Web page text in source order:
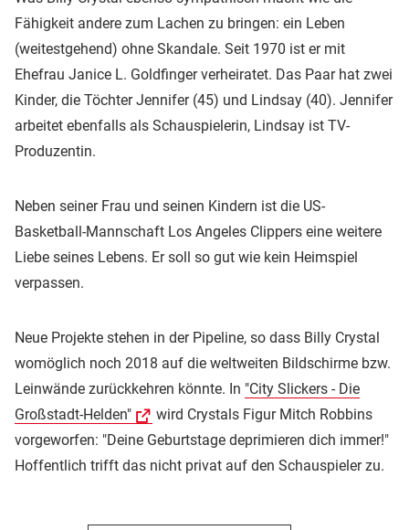
Fähigkeit andere zum Lachen zu bringen: ein Leben
(weitestgehend) ohne Skandale. Seit 1970 ist er mit
Ehefrau Janice L. Goldfinger verheiratet. Das Paar hat zwei
Kinder, die Töchter Jennifer (45) und Lindsay (40). Jennifer
arbeitet ebenfalls als Schauspielerin, Lindsay ist TV-
Produzentin.
Neben seiner Frau und seinen Kindern ist die US-
Basketball-Mannschaft Los Angeles Clippers eine weitere
Liebe seines Lebens. Er soll so gut wie kein Heimspiel
verpassen.
Neue Projekte stehen in der Pipeline, so dass Billy Crystal
womöglich noch 2018 auf die weltweiten Bildschirme bzw.
Leinwände zurückkehren könnte. In "City Slickers - Die
Großstadt-Helden"
wird Crystals Figur Mitch Robbins
vorgeworfen: "Deine Geburtstage deprimieren dich immer!"
Hoffentlich trifft das nicht privat auf den Schauspieler zu.